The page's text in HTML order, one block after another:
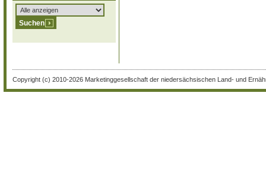
Copyright (c) 2010-2026 Marketinggesellschaft der niedersächsischen Land- und